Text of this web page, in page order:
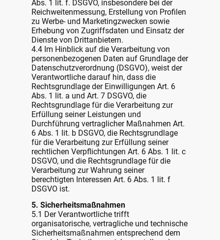
Abs. 1 lit. f. DSGVO, insbesondere bei der
Reichweitenmessung, Erstellung von Profilen
zu Werbe- und Marketingzwecken sowie
Erhebung von Zugriffsdaten und Einsatz der
Dienste von Drittanbietern.
4.4 Im Hinblick auf die Verarbeitung von
personenbezogenen Daten auf Grundlage der
Datenschutzverordnung (DSGVO), weist der
Verantwortliche darauf hin, dass die
Rechtsgrundlage der Einwilligungen Art. 6
Abs. 1 lit. a und Art. 7 DSGVO, die
Rechtsgrundlage für die Verarbeitung zur
Erfüllung seiner Leistungen und
Durchführung vertraglicher Maßnahmen Art.
6 Abs. 1 lit. b DSGVO, die Rechtsgrundlage
für die Verarbeitung zur Erfüllung seiner
rechtlichen Verpflichtungen Art. 6 Abs. 1 lit. c
DSGVO, und die Rechtsgrundlage für die
Verarbeitung zur Wahrung seiner
berechtigten Interessen Art. 6 Abs. 1 lit. f
DSGVO ist.
5. Sicherheitsmaßnahmen
5.1 Der Verantwortliche trifft
organisatorische, vertragliche und technische
Sicherheitsmaßnahmen entsprechend dem